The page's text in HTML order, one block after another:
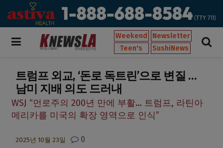
Weekend
Newsletter
Teen's
SushiNews
트럼프 외교, ‘돈로 독트린’으로 변질 …
남미 지배 의도 드러내
WSJ “먼로주의 200년 만에 부활… 트럼프, 라틴아
메리카를 미국의 확장 영역으로 인식”
2025년 10월 23일 0